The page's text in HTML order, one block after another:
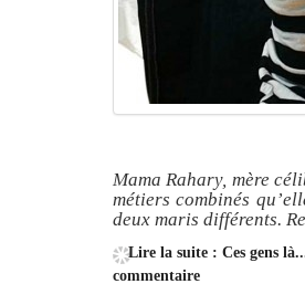
Mama Rahary, mère
métiers combinés
deux maris différents.
Lire la suite : Ces gens
commentaire